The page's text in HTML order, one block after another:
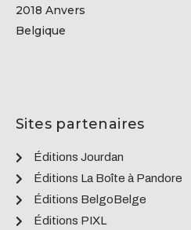
2018 Anvers
Belgique
Sites partenaires
Éditions Jourdan
Éditions La Boîte à Pandore
Éditions BelgoBelge
Éditions PIXL